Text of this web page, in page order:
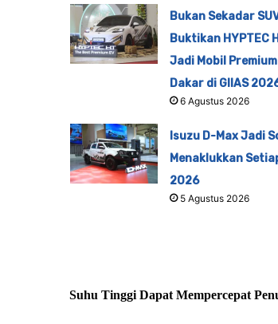
Bukan Sekadar
Buktikan HYPTEC
Jadi Mobil
Dakar di GIIAS
6 Agustus 2026
Isuzu D-Max Jadi
Menaklukkan
2026
5 Agustus 2026
Suhu Tinggi Dapat Mempercepat